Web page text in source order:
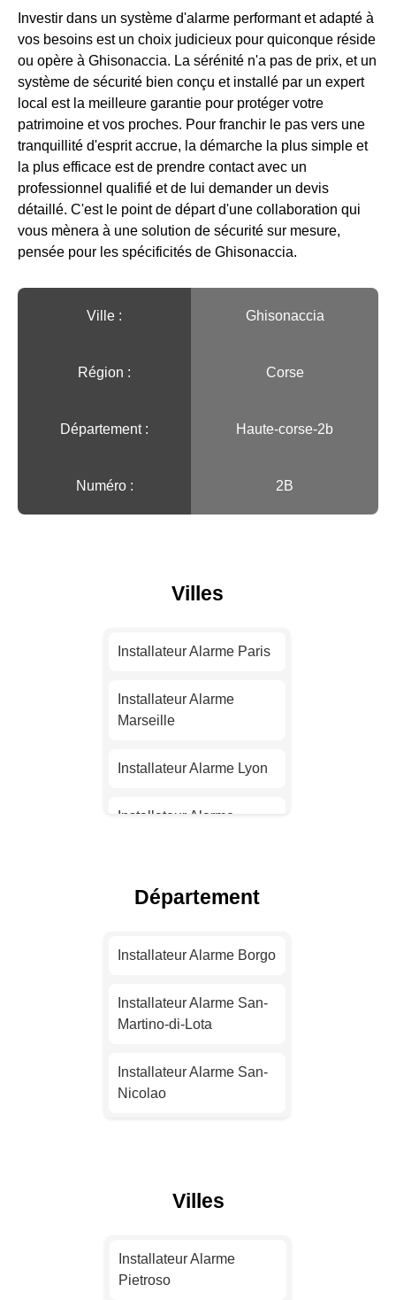
Investir dans un système d'alarme performant et adapté à
vos besoins est un choix judicieux pour quiconque réside
ou opère à Ghisonaccia. La sérénité n'a pas de prix, et un
système de sécurité bien conçu et installé par un expert
local est la meilleure garantie pour protéger votre
patrimoine et vos proches. Pour franchir le pas vers une
tranquillité d'esprit accrue, la démarche la plus simple et
la plus efficace est de prendre contact avec un
professionnel qualifié et de lui demander un devis
détaillé. C'est le point de départ d'une collaboration qui
vous mènera à une solution de sécurité sur mesure,
pensée pour les spécificités de Ghisonaccia.
Ville :️ Ghisonaccia
Région :️ Corse
Département : Haute-corse-2b
Numéro : 2B
Villes
Installateur Alarme Paris
Installateur Alarme
Marseille
Installateur Alarme Lyon
Installateur Alarme
Installateur Alarme Nice
Nantes
Installateur Alarme
Strasbourg
Installateur Alarme
Montpellier
Installateur Alarme Lille
Installateur Alarme
Rennes
Département
Installateur Alarme Borgo
Installateur Alarme San-
Martino-di-Lota
Installateur Alarme San-
Nicolao
Installateur Alarme L'Île-
Installateur Alarme
Villes
Installateur Alarme
Pietroso